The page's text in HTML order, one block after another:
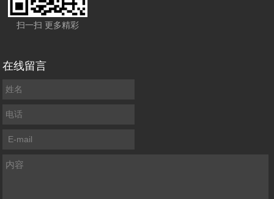
扫一扫 更多精彩
在线留言